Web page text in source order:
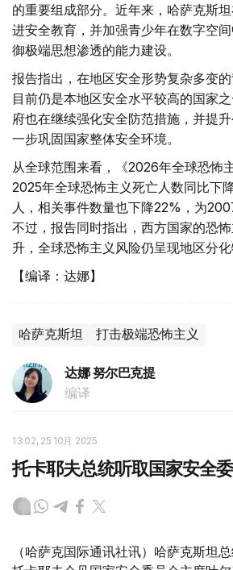
的重要组成部分。近年来，哈萨克斯
进安全教育，并加强青少年在数字空
御极端思想渗透的能力建设。
报告指出，在地区安全形势复杂多变
目前仍是本地区安全水平较高的国家
府也在继续强化安全防范措施，并提
一步巩固国家整体安全环境。
从全球范围来看，《2026年全球恐怖
2025年全球恐怖主义死亡人数同比下
人，相关事件数量也下降22%，为
不过，报告同时指出，西方国家的恐
升，全球恐怖主义风险仍呈现地区分化
【编译：达娜】
哈萨克斯坦 打击极端恐怖主义
达娜 努尔巴克提
编译
13:02, 25 10月 2025
托卡耶夫总统听取国家安全
（哈萨克国际通讯社讯）哈萨克斯坦